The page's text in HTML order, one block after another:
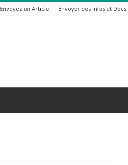
Envoyez un Article Envoyer des Infos et Docs